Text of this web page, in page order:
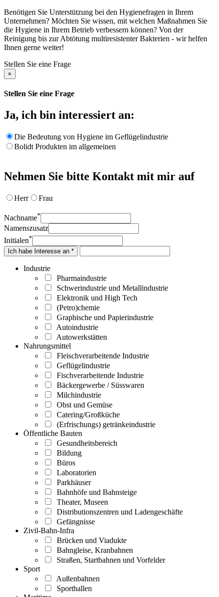
Benötigen Sie Unterstützung bei den Hygienefragen in Ihrem
Unternehmen? Möchten Sie wissen, mit welchen Maßnahmen Sie
die Hygiene in Ihrem Betrieb verbessern können? Von der
Reinigung bis zur Abtötung multiresistenter Bakterien - wir helfen
Ihnen gerne weiter!
Stellen Sie eine Frage
×
Stellen Sie eine Frage
Ja, ich bin interessiert an:
Die Bedeutung von Hygiene im Geflügelindustrie
Bolidt Produkten im allgemeinen
Nehmen Sie bitte Kontakt mit mir auf
Herr Frau
Nachname*
Namenszusatz
Initialen*
Ich habe Interesse an *
Industrie
Pharmaindustrie
Schwerindustrie und Metallindustrie
Elektronik und High Tech
(Petro)chemie
Graphische und Papierindustrie
Autoindustrie
Autowerkstätten
Nahrungsmittel
Fleischverarbeitende Industrie
Geflügelindustrie
Fischverarbeitende Industrie
Bäckergewerbe / Süsswaren
Milchindustrie
Obst und Gemüse
Catering/Großküche
(Erfrischungs) getränkeindustrie
Öffentliche Bauten
Gesundheitsbereich
Bildung
Büros
Laboratorien
Parkhäuser
Bahnhöfe und Bahnsteige
Theater, Museen
Distributionszentren und Ladengeschäfte
Gefängnisse
Zivil-Bahn-Infra
Brücken und Viadukte
Bahngleise, Kranbahnen
Straßen, Startbahnen und Vorfelder
Sport
Außenbahnen
Sporthallen